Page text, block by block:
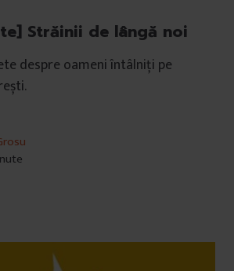
Străinii de lângă noi
despre oameni întâlniți pe